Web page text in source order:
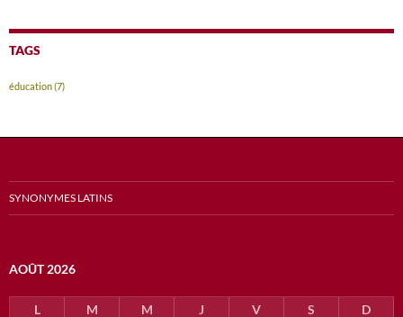
TAGS
éducation(7)
SYNONYMES LATINS
AOÛT 2026
L M M J V S D